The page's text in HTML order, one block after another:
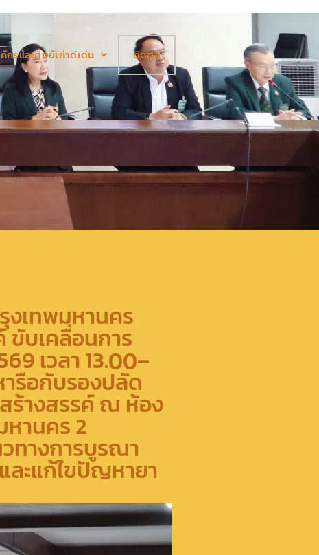
กรและศิษย์เก่าดีเด่น ติดต่อ
งเทพ​มหานคร​
บเคลื่อนการ
เวลา 13.00–
ารือกับรองปลัด
ร้างสรรค์ ณ ห้อง
หานคร 2
ทางการบูรณา
ละแก้ไขปัญหายา